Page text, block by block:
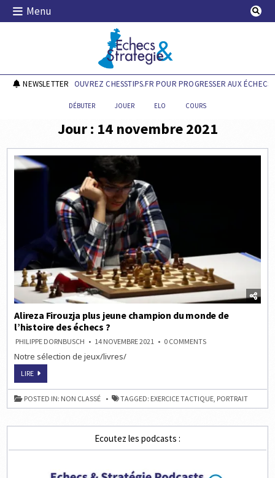
Skip
Menu
Echecs & Stratégie
NEWSLETTERDÉCOUVREZ CHESSTIPS.FR POUR PROGRESSER AUX ÉCHECS !
DÉBUTER JOUER ELO COURS
Jour : 14 novembre 2021
Alireza Firouzja plus jeune champion du monde de
l’histoire des échecs ?
PHILIPPE DORNBUSCH 14 NOVEMBRE 2021 0 COMMENTSON
MONDE
DE
L’HISTOIRE
?
Notre sélection de jeux/livres/
LIREALIREZA
PLUS
JEUNE
CHAMPION
DU
DE
POSTED IN: NON CLASSÉ TAGGED: EXERCICE TACTIQUE PORTRAIT
Ecoutez les podcasts :